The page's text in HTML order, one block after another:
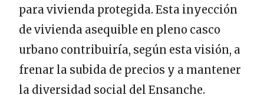
para vivienda protegida. Esta inyección
de vivienda asequible en pleno casco
urbano contribuiría, según esta visión, a
frenar la subida de precios y a mantener
la diversidad social del Ensanche.